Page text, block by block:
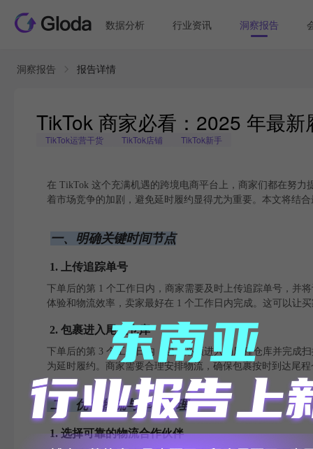
数据分析 行业资讯 洞察报告
洞察报告 报告详情
TikTok 商家必看：2025 年最
TikTok运营干货 TikTok店铺 TikTok新手
在 TikTok 这个充满机遇的跨境电商平台上，商家们都在努力
着市场竞争的加剧，避免延时履约显得尤为重要。本文将结
一、明确关键时间节点
1. 上传追踪单号
下单后的第 1 个工作日内，商家需要及时上传追踪单号，并
体验和物流效率，卖家最好在 1 个工作日内完成。这可以让
2. 包裹进入尾程仓库
下单后的第 3 个工作日内，包裹必须进入到尾程仓库并完成
为延时履约。商家需要合理安排物流，确保包裹按时到达尾
二、优化物流与库存管理
1. 选择可靠的物流合作伙伴